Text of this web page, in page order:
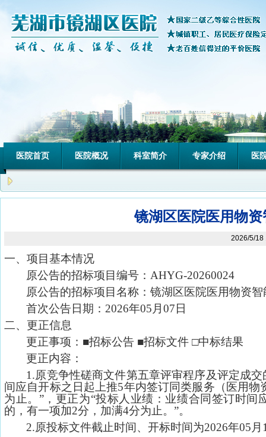
医院首页 医院概况 科室简介 专家介绍 医
镜湖区医院医用物
2026/5/
一、项目基本情况
原公告的招标项目编号： AHYG-20260024
原公告的招标项目名称：镜湖区医院医用物资
首次公告日期： 2026年05月07日
二、更正信息
更正事项： ■招标公告 ■招标文件 □中标结果
更正内容：
1.原竞争性磋商文件第五章评审程序及评定成
间应自开标之日起上推5年内签订同类服务（医用
为止。 ”，更正为“投标人业绩：业绩合同签订时间
的，有一项加2分，加满4分为止。”。
2.原投标文件截止时间、开标时间为2026年05 月